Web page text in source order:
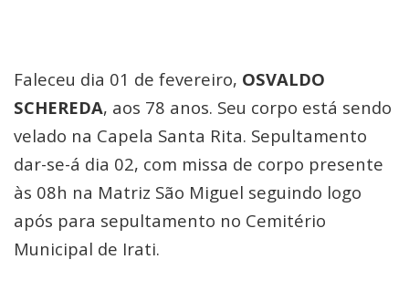
Faleceu dia 01 de fevereiro, OSVALDO
SCHEREDA, aos 78 anos. Seu corpo está sendo
velado na Capela Santa Rita. Sepultamento
dar-se-á dia 02, com missa de corpo presente
às 08h na Matriz São Miguel seguindo logo
após para sepultamento no Cemitério
Municipal de Irati.